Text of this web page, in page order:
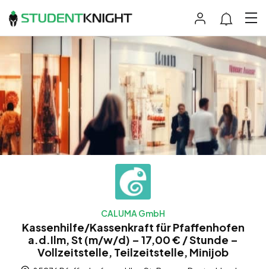
CALUMA GmbH
Kassenhilfe/Kassenkraft für Pfaffenhofen
a.d.Ilm, St (m/w/d) – 17,00 € / Stunde –
Vollzeitstelle, Teilzeitstelle, Minijob